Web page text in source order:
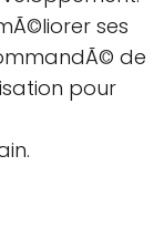
ses
de
pour